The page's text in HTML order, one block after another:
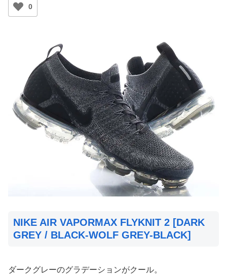
0
NIKE AIR VAPORMAX FLYKNIT 2 [DARK
GREY / BLACK-WOLF GREY-BLACK]
ダークグレーのグラデーションがクール。